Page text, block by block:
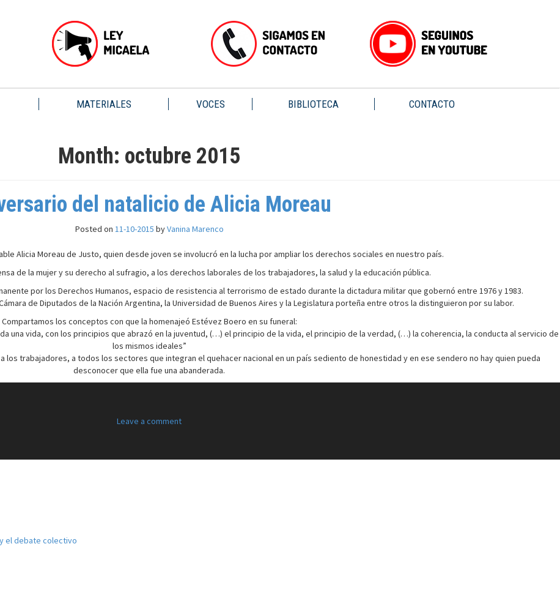
MATERIALES VOCES BIBLIOTECA CONTACTO
Month: octubre 2015
del natalicio de Alicia Moreau
Posted on 11-10-2015 byVanina Marenco
Alicia Moreau de Justo, quien desde joven se involucró en la lucha por ampliar los derechos sociales en nuestro país.
de la mujer y su derecho al sufragio, a los derechos laborales de los trabajadores, la salud y la educación pública.
por los Derechos Humanos, espacio de resistencia al terrorismo de estado durante la dictadura militar que gobernó entre 1976 y 1983.
de Diputados de la Nación Argentina, la Universidad de Buenos Aires y la Legislatura porteña entre otros la distinguieron por su labor.
Compartamos los conceptos con que la homenajeó Estévez Boero en su funeral:
una vida, con los principios que abrazó en la juventud, (…) el principio de la vida, el principio de la verdad, (…) la coherencia, la conducta al servicio de
los mismos ideales”
los trabajadores, a todos los sectores que integran el quehacer nacional en un país sediento de honestidad y en ese sendero no hay quien pueda
desconocer que ella fue una abanderada.
Leave a comment
el debate colectivo